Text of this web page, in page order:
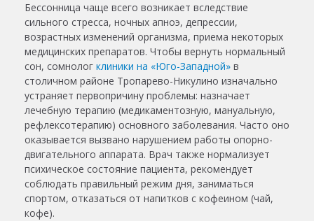
Бессонница чаще всего возникает вследствие
сильного стресса, ночных апноэ, депрессии,
возрастных изменений организма, приема некоторых
медицинских препаратов. Чтобы вернуть нормальный
сон, сомнолог клиники на «Юго-Западной» в
столичном районе Тропарево-Никулино изначально
устраняет первопричину проблемы: назначает
лечебную терапию (медикаментозную, мануальную,
рефлексотерапию) основного заболевания. Часто оно
оказывается вызвано нарушением работы опорно-
двигательного аппарата. Врач также нормализует
психическое состояние пациента, рекомендует
соблюдать правильный режим дня, заниматься
спортом, отказаться от напитков с кофеином (чай,
кофе).